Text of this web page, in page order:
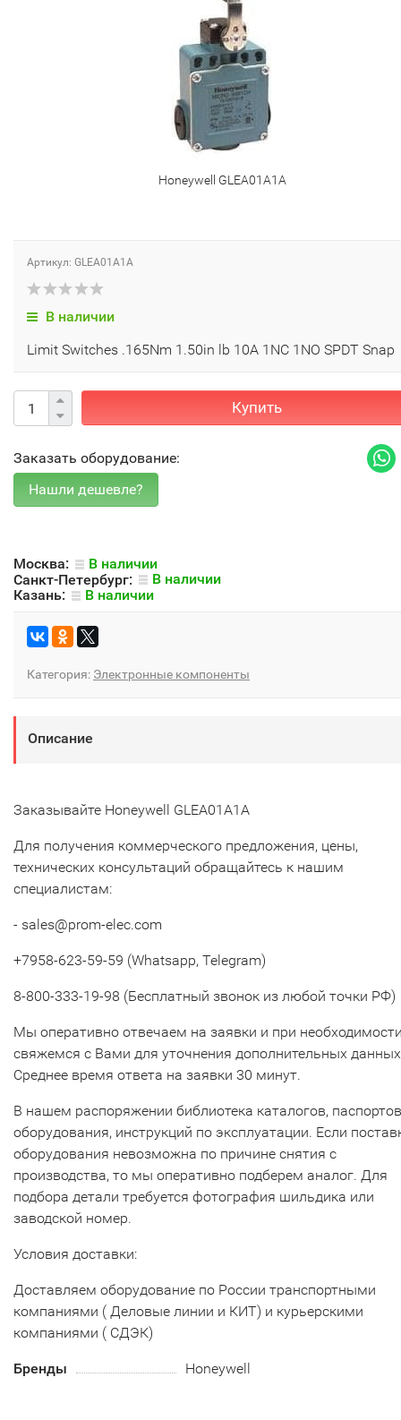
Honeywell GLEA01A1A
Артикул: GLEA01A1A
В наличии
Limit Switches .165Nm 1.50in lb 10A 1NC 1NO SPDT Snap
Купить
Заказать оборудование:
Москва:
В наличии
Санкт-Петербург:
В наличии
Казань:
В наличии
Категория: Электронные компоненты
Описание
Заказывайте Honeywell GLEA01A1A
Для получения коммерческого предложения, цены,
технических консультаций обращайтесь к нашим
специалистам:
- sales@prom-elec.com
+7958-623-59-59 (Whatsapp, Telegram)
8-800-333-19-98 (Бесплатный звонок из любой точки РФ)
Мы оперативно отвечаем на заявки и при
свяжемся с Вами для уточнения дополнительных
Среднее время ответа на заявки 30 минут.
В нашем распоряжении библиотека каталогов, паспортов
оборудования, инструкций по эксплуатации. Если
оборудования невозможна по причине снятия с
производства, то мы оперативно подберем аналог. Для
подбора детали требуется фотография шильдика или
заводской номер.
Условия доставки:
Доставляем оборудование по России транспортными
компаниями ( Деловые линии и КИТ) и курьерскими
компаниями ( СДЭК)
Бренды Honeywell